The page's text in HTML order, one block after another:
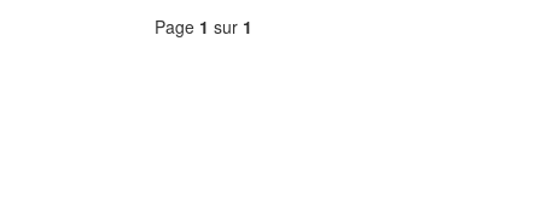
Page 1 sur 1